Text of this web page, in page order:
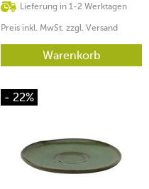
Lieferung in 1-2 Werktagen
Preis inkl. MwSt. zzgl. Versand
Warenkorb
- 22%